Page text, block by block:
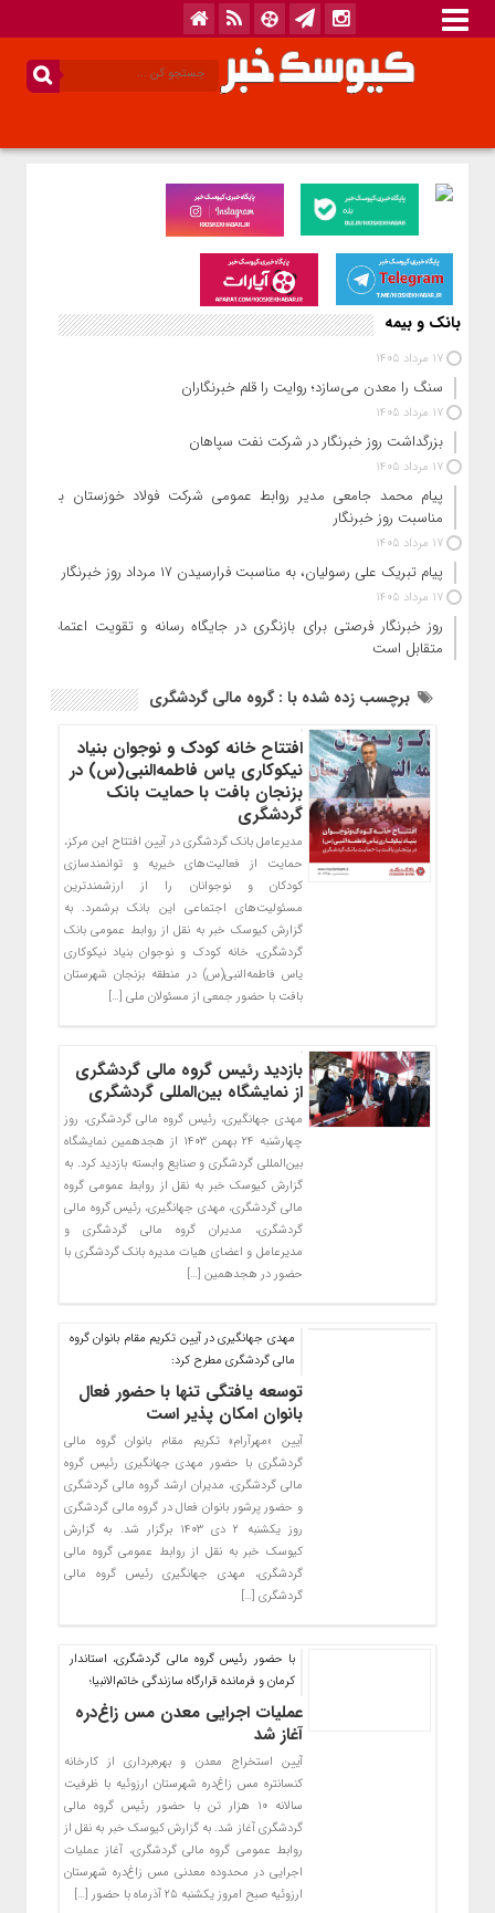
بانک و بیمه
17 مرداد 1405
سنگ را معدن می‌سازد؛ روایت را قلم خبرنگاران
17 مرداد 1405
بزرگداشت روز خبرنگار در شرکت نفت سپاهان
17 مرداد 1405
پیام محمد جامعی مدیر روابط عمومی شرکت فولاد خوزستان به
مناسبت روز خبرنگار
17 مرداد 1405
پیام تبریک علی رسولیان، به مناسبت فرارسیدن ۱۷ مرداد روز خبرنگار
17 مرداد 1405
روز خبرنگار فرصتی برای بازنگری در جایگاه رسانه و تقویت اعتماد
متقابل است
برچسب زده شده با : گروه مالی گردشگری
افتتاح خانه کودک و نوجوان بنیاد
نیکوکاری یاس فاطمه‌النبی(س) در
بزنجان بافت با حمایت بانک
گردشگری
مدیرعامل بانک گردشگری در آیین افتتاح این مرکز،
حمایت از فعالیت‌های خیریه و توانمندسازی
کودکان و نوجوانان را از ارزشمندترین
مسئولیت‌های اجتماعی این بانک برشمرد. به
گزارش کیوسک خبر به نقل از روابط عمومی بانک
گردشگری، خانه کودک و نوجوان بنیاد نیکوکاری
یاس فاطمه‌النبی(س) در منطقه بزنجان شهرستان
بافت با حضور جمعی از مسئولان ملی […]
بازدید رئیس گروه مالی گردشگری
از نمایشگاه بین‌المللی گردشگری
مهدی جهانگیری، رئیس گروه مالی گردشگری، روز
چهارشنبه ۲۴ بهمن ۱۴۰۳ از هجدهمین نمایشگاه
بین‌المللی گردشگری و صنایع وابسته بازدید کرد. به
گزارش کیوسک خبر به نقل از روابط عمومی گروه
مالی گردشگری، مهدی جهانگیری، رئیس گروه مالی
گردشگری، مدیران گروه مالی گردشگری و
مدیرعامل و اعضای هیات مدیره بانک گردشگری با
حضور در هجدهمین […]
مهدی جهانگیری در آیین تکریم مقام بانوان گروه
مالی گردشگری مطرح کرد:
توسعه یافتگی تنها با حضور فعال
بانوان امکان پذیر است
آیین «مهرآرام» تکریم مقام بانوان گروه مالی
گردشگری با حضور مهدی جهانگیری رئیس گروه
مالی گردشگری، مدیران ارشد گروه مالی گردشگری
و حضور پرشور بانوان فعال در گروه مالی گردشگری
روز یکشنبه ۲ دی ۱۴۰۳ برگزار شد. به گزارش
کیوسک خبر به نقل از روابط عمومی گروه مالی
گردشگری، مهدی جهانگیری رئیس گروه مالی
گردشگری […]
با حضور رئیس گروه مالی گردشگری، استاندار
کرمان و فرمانده قرارگاه سازندگی خاتم‌‌الانبیا؛
عملیات اجرایی معدن مس زاغ‌دره
آغاز شد
آیین استخراج معدن و بهره‌برداری از کارخانه
کنسانتره مس زاغ‌دره شهرستان ارزوئیه با ظرفیت
سالانه ۱۰ هزار تن با حضور رئیس گروه مالی
گردشگری آغاز شد. به گزارش کیوسک خبر به نقل از
روابط عمومی گروه مالی گردشگری، آغاز عملیات
اجرایی در محدوده معدنی مس زاغ‌دره شهرستان
ارزوئیه صبح امروز یکشنبه ۲۵ آذرماه با حضور […]